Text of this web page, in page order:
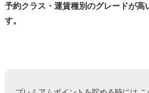
予約クラス・運賃種別のグレードが高
す。